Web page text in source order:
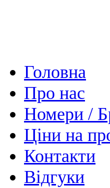
Головна
Про нас
Номери /
Ціни на
Контакти
Відгуки